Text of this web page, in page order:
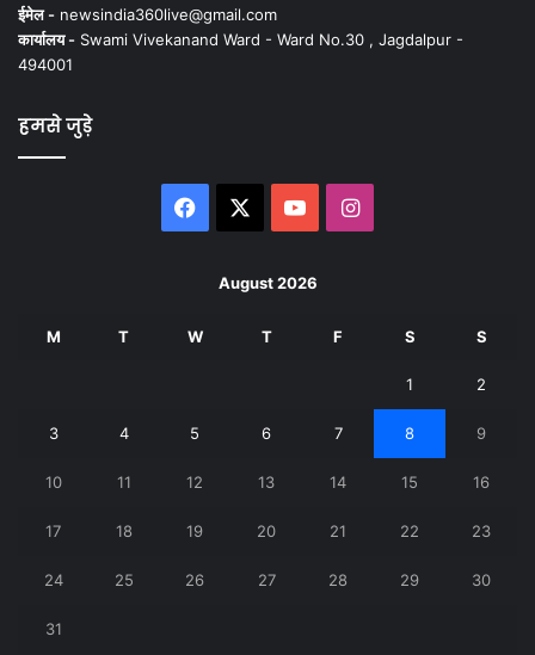
ईमेल - newsindia360live@gmail.com
कार्यालय - Swami Vivekanand Ward - Ward No.30 , Jagdalpur -
494001
हमसे जुड़े
Facebook YouTubeInstagram
August 2026
M T W T F S S
1 2
3 4 5 6 7 8 9
10 11 12 13 14 15 16
17 18 19 20 21 22 23
24 25 26 27 28 29 30
31